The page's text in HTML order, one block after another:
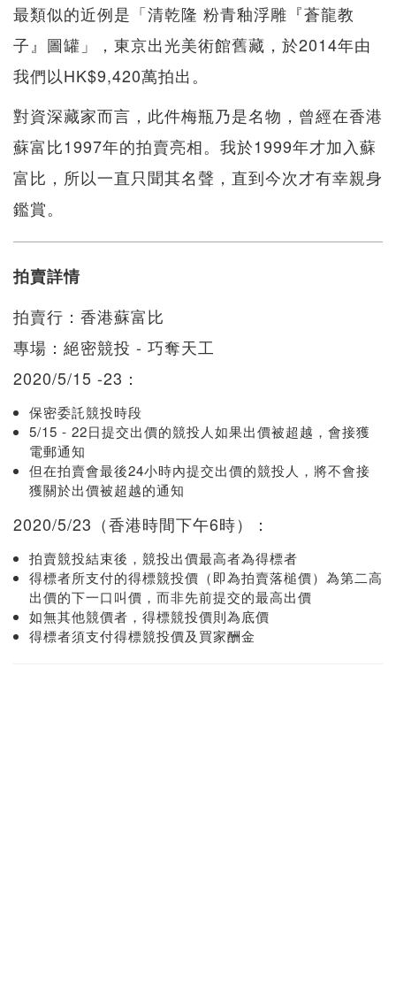
最類似的近例是「清乾隆 粉青釉浮雕『蒼龍教
子』圖罐」，東京出光美術館舊藏，於2014年由
我們以HK$9,420萬拍出。
對資深藏家而言，此件梅瓶乃是名物，曾經在香港
蘇富比1997年的拍賣亮相。我於1999年才加入蘇
富比，所以一直只聞其名聲，直到今次才有幸親身
鑑賞。
拍賣詳情
拍賣行：香港蘇富比
專場：絕密競投 - 巧奪天工
2020/5/15 -23：
保密委託競投時段
5/15 - 22日提交出價的競投人如果出價被超越，會接獲
電郵通知
但在拍賣會最後24小時內提交出價的競投人，將不會接
獲關於出價被超越的通知
2020/5/23（香港時間下午6時）：
拍賣競投結束後，競投出價最高者為得標者
得標者所支付的得標競投價（即為拍賣落槌價）為第二高
出價的下一口叫價，而非先前提交的最高出價
如無其他競價者，得標競投價則為底價
得標者須支付得標競投價及買家酬金